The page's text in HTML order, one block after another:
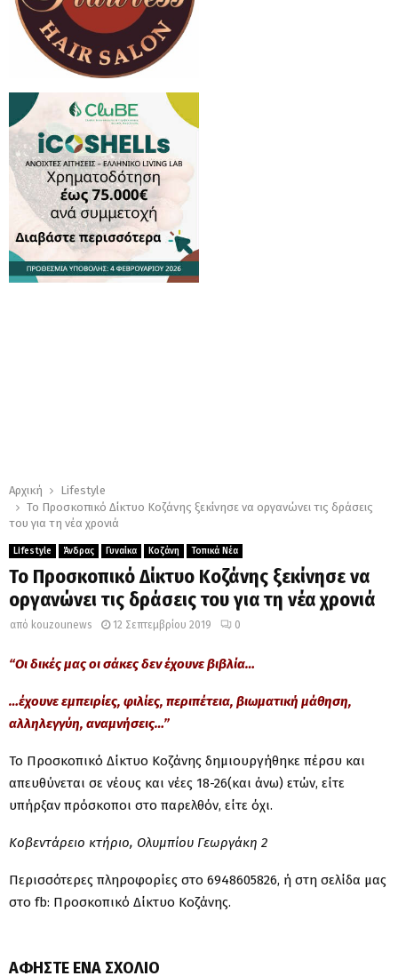
Αρχική
Lifestyle
Το Προσκοπικό Δίκτυο Κοζάνης ξεκίνησε να οργανώνει τις δράσεις
του για τη νέα χρονιά
Lifestyle Άνδρας Γυναίκα Κοζάνη Τοπικά Νέα
Το Προσκοπικό Δίκτυο Κοζάνης ξεκίνησε να
οργανώνει τις δράσεις του για τη νέα χρονιά
από kouzounews 12 Σεπτεμβρίου 2019 0
“Οι δικές μας οι σάκες δεν έχουνε βιβλία…
…έχουνε εμπειρίες, φιλίες, περιπέτεια, βιωματική μάθηση,
αλληλεγγύη, αναμνήσεις…”
Το Προσκοπικό Δίκτυο Κοζάνης δημιουργήθηκε πέρσυ και
απευθύνεται σε νέους και νέες 18-26(και άνω) ετών, είτε
υπήρξαν πρόσκοποι στο παρελθόν, είτε όχι.
Κοβεντάρειο κτήριο, Ολυμπίου Γεωργάκη 2
Περισσότερες πληροφορίες στο 6948605826, ή στη σελίδα μας
στο fb: Προσκοπικό Δίκτυο Κοζάνης.
ΑΦΉΣΤΕ ΈΝΑ ΣΧΌΛΙΟ